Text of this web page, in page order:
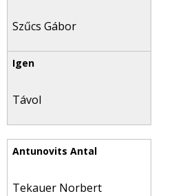
Szűcs Gábor
Távol
Tekauer Norbert